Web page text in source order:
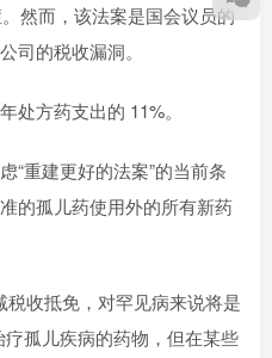
然而，该法案是国会议员的
司的税收漏洞。
处方药支出的 11%。
“重建更好的法案”的当前条
的孤儿药使用外的所有新药
收抵免，对罕见病来说将是
孤儿疾病的药物，但在某些